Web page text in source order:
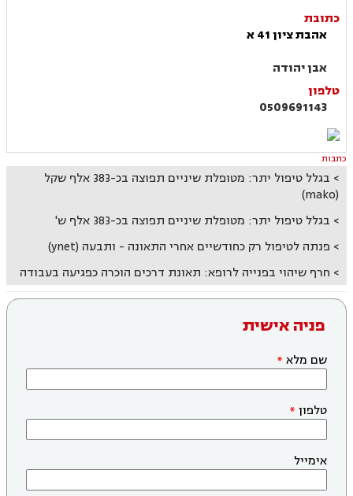
כתובת
אהבת ציון 41 א
אבן יהודה
טלפון
0509691143
כתבות
בגלל טיפול יתר: מטופלת שיניים תפוצה בכ-383 אלף שקל
(mako)
בגלל טיפול יתר: מטופלת שיניים תפוצה בכ-383 אלף ש'
פנתה לטיפול רק כחודשיים אחרי התאונה - ותבעה (ynet)
חרף שיהוי בפנייה לרופא: תאונת דרכים הוכרה כפגיעה בעבודה
פניה אישית
שם מלא
טלפון
אימייל